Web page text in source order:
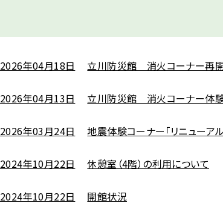
2026年04月18日 立川防災館 消火コーナー再
2026年04月13日 立川防災館 消火コーナー体
2026年03月24日 地震体験コーナー「リニューアル
2024年10月22日 休憩室（4階）の利用について
2024年10月22日 開館状況